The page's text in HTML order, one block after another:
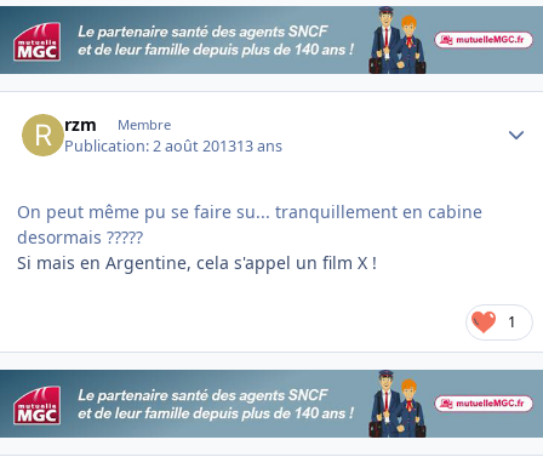
rzm Membre
Publication:2 août 201313 ans
On peut même pu se faire su... tranquillement en cabine
desormais ?????
Si mais en Argentine, cela s'appel un film X !
1